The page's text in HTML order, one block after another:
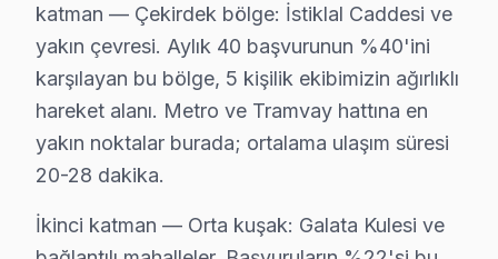
katman — Çekirdek bölge: İstiklal Caddesi ve
yakın çevresi. Aylık 40 başvurunun %40'ini
karşılayan bu bölge, 5 kişilik ekibimizin ağırlıklı
hareket alanı. Metro ve Tramvay hattına en
yakın noktalar burada; ortalama ulaşım süresi
20-28 dakika.
İkinci katman — Orta kuşak: Galata Kulesi ve